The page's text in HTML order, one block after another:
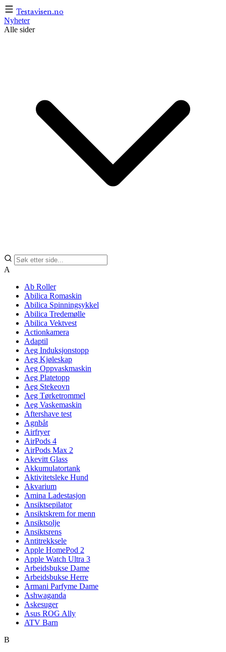
Testavisen.no
Nyheter
Alle sider
A
Ab Roller
Abilica Romaskin
Abilica Spinningsykkel
Abilica Tredemølle
Abilica Vektvest
Actionkamera
Adaptil
Aeg Induksjonstopp
Aeg Kjøleskap
Aeg Oppvaskmaskin
Aeg Platetopp
Aeg Stekeovn
Aeg Tørketrommel
Aeg Vaskemaskin
Aftershave test
Agnbåt
Airfryer
AirPods 4
AirPods Max 2
Akevitt Glass
Akkumulatortank
Aktivitetsleke Hund
Akvarium
Amina Ladestasjon
Ansiktsepilator
Ansiktskrem for menn
Ansiktsolje
Ansiktsrens
Antitrekksele
Apple HomePod 2
Apple Watch Ultra 3
Arbeidsbukse Dame
Arbeidsbukse Herre
Armani Parfyme Dame
Ashwaganda
Askesuger
Asus ROG Ally
ATV Barn
B